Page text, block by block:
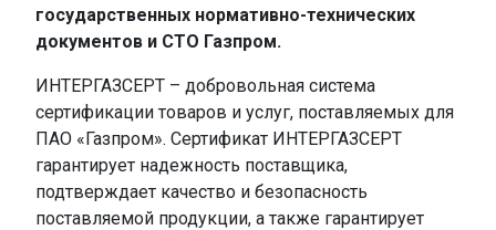
государственных нормативно-технических
документов и СТО Газпром.
ИНТЕРГАЗСЕРТ – добровольная система
сертификации товаров и услуг, поставляемых для
ПАО «Газпром». Сертификат ИНТЕРГАЗСЕРТ
гарантирует надежность поставщика,
подтверждает качество и безопасность
поставляемой продукции, а также гарантирует